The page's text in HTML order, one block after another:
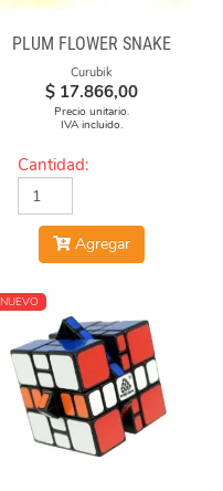
PLUM FLOWER SNAKE
Curubik
$ 17.866,00
Precio unitario.
IVA incluido.
Cantidad:
Agregar
NUEVO